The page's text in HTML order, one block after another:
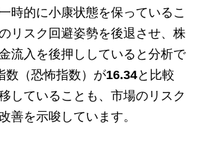
時的に小康状態を保っているこ
リスク回避姿勢を後退させ、株
流入を後押ししていると分析で
数（恐怖指数）が16.34と比較
していることも、市場のリスク
善を示唆しています。